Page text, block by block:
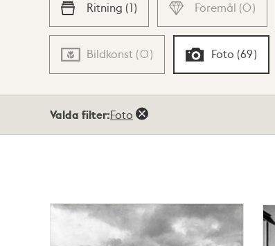
Ritning (1) Föremål (0)
Bildkonst (0) Foto (69)
Valda filter:Foto